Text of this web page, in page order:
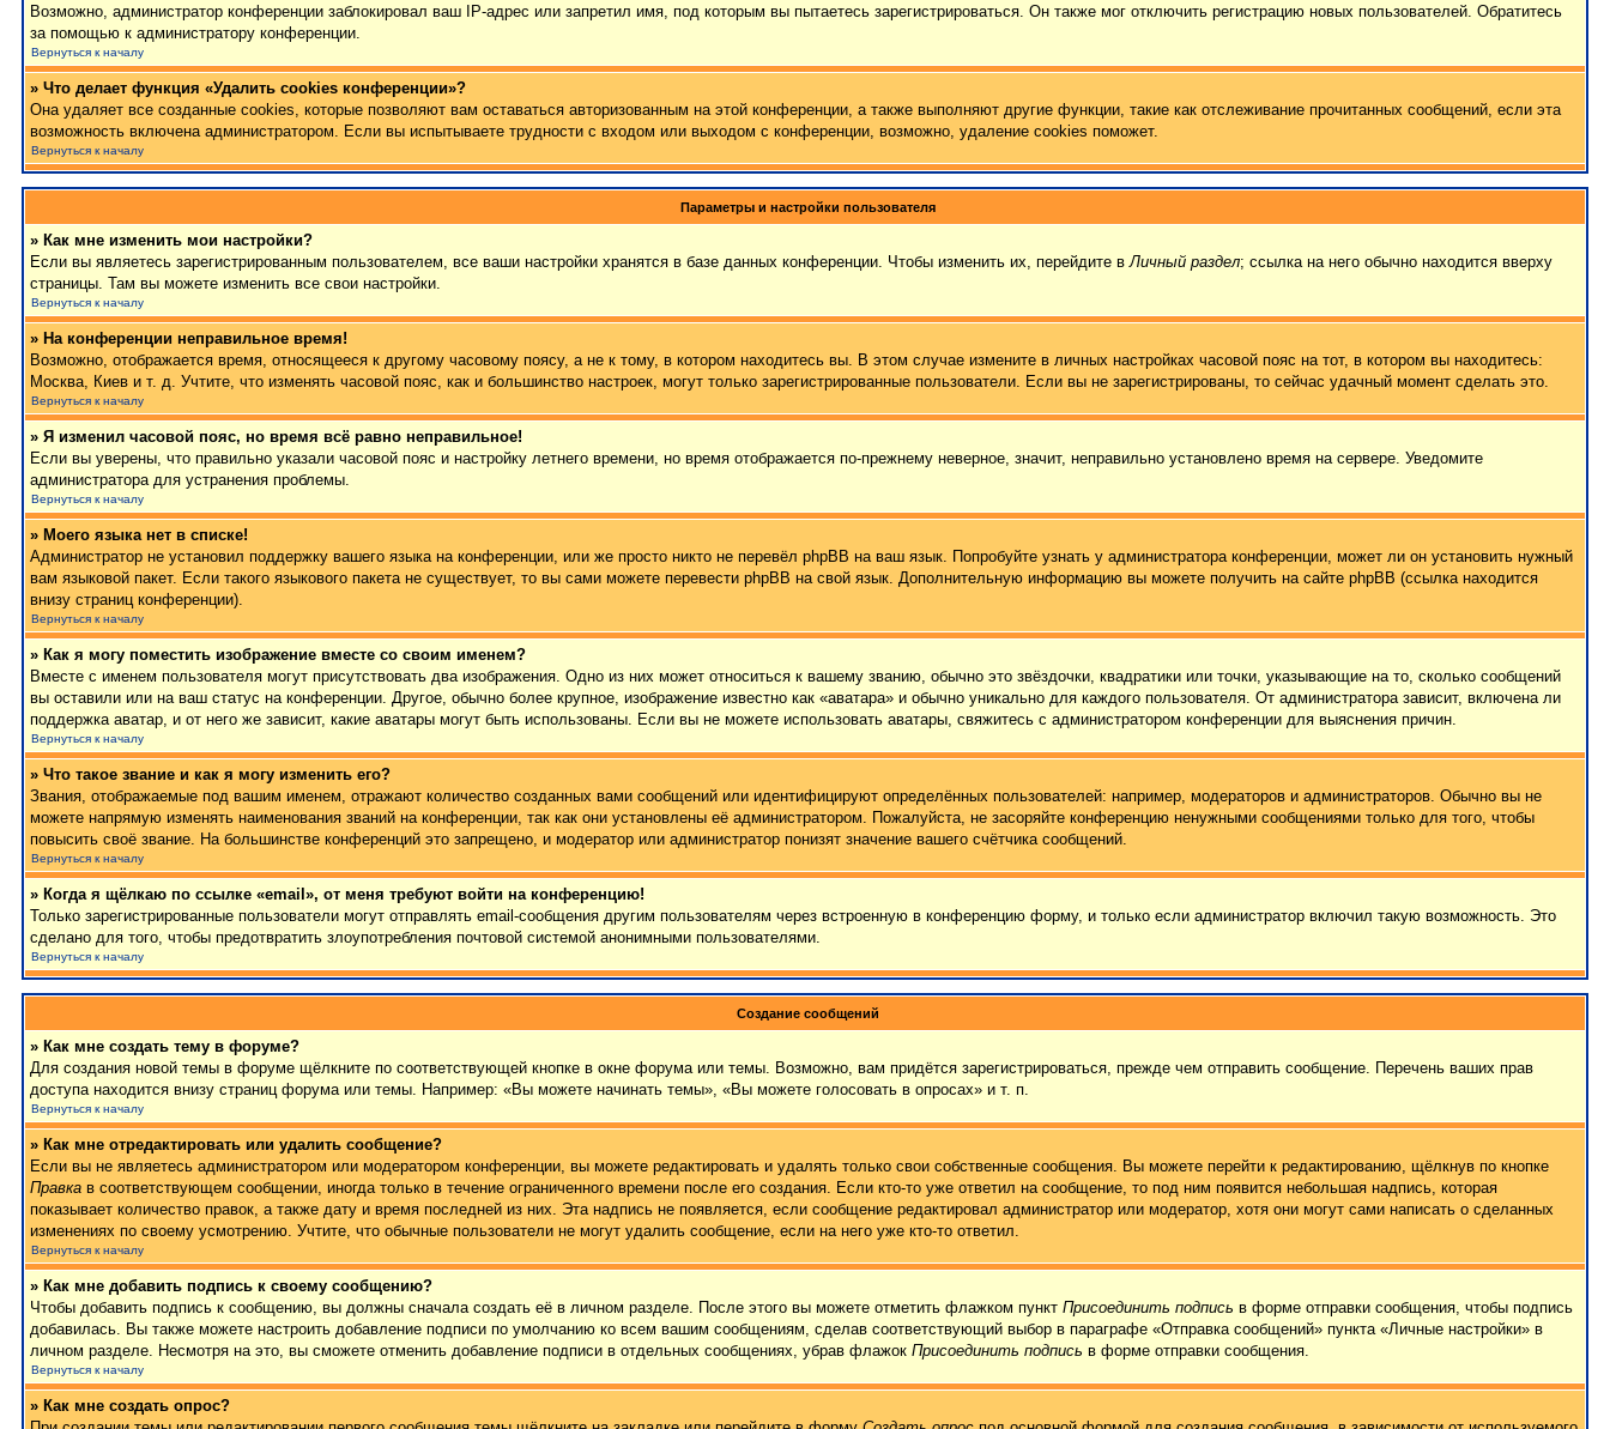
Возможно, администратор конференции заблокировал ваш IP-адрес или запретил имя, под которым вы пытаетесь зарегистрироваться. Он также мог отключить регистрацию новых пользователей. Обратитесь
за помощью к администратору конференции.
Вернуться к началу
» Что делает функция «Удалить cookies конференции»?
Она удаляет все созданные cookies, которые позволяют вам оставаться авторизованным на этой конференции, а также выполняют другие функции, такие как отслеживание прочитанных сообщений, если эта
возможность включена администратором. Если вы испытываете трудности с входом или выходом с конференции, возможно, удаление cookies поможет.
Вернуться к началу
Параметры и настройки пользователя
» Как мне изменить мои настройки?
Если вы являетесь зарегистрированным пользователем, все ваши настройки хранятся в базе данных конференции. Чтобы изменить их, перейдите вЛичный раздел; ссылка на него обычно находится вверху
страницы. Там вы можете изменить все свои настройки.
Вернуться к началу
» На конференции неправильное время!
Возможно, отображается время, относящееся к другому часовому поясу, а не к тому, в котором находитесь вы. В этом случае измените в личных настройках часовой пояс на тот, в котором вы находитесь:
Москва, Киев и т. д. Учтите, что изменять часовой пояс, как и большинство настроек, могут только зарегистрированные пользователи. Если вы не зарегистрированы, то сейчас удачный момент сделать это.
Вернуться к началу
» Я изменил часовой пояс, но время всё равно неправильное!
Если вы уверены, что правильно указали часовой пояс и настройку летнего времени, но время отображается по-прежнему неверное, значит, неправильно установлено время на сервере. Уведомите
администратора для устранения проблемы.
Вернуться к началу
» Моего языка нет в списке!
Администратор не установил поддержку вашего языка на конференции, или же просто никто не перевёл phpBB на ваш язык. Попробуйте узнать у администратора конференции, может ли он установить нужный
вам языковой пакет. Если такого языкового пакета не существует, то вы сами можете перевести phpBB на свой язык. Дополнительную информацию вы можете получить на сайте phpBB (ссылка находится
внизу страниц конференции).
Вернуться к началу
» Как я могу поместить изображение вместе со своим именем?
Вместе с именем пользователя могут присутствовать два изображения. Одно из них может относиться к вашему званию, обычно это звёздочки, квадратики или точки, указывающие на то, сколько сообщений
вы оставили или на ваш статус на конференции. Другое, обычно более крупное, изображение известно как «аватара» и обычно уникально для каждого пользователя. От администратора зависит, включена ли
поддержка аватар, и от него же зависит, какие аватары могут быть использованы. Если вы не можете использовать аватары, свяжитесь с администратором конференции для выяснения причин.
Вернуться к началу
» Что такое звание и как я могу изменить его?
Звания, отображаемые под вашим именем, отражают количество созданных вами сообщений или идентифицируют определённых пользователей: например, модераторов и администраторов. Обычно вы не
можете напрямую изменять наименования званий на конференции, так как они установлены её администратором. Пожалуйста, не засоряйте конференцию ненужными сообщениями только для того, чтобы
повысить своё звание. На большинстве конференций это запрещено, и модератор или администратор понизят значение вашего счётчика сообщений.
Вернуться к началу
» Когда я щёлкаю по ссылке «email», от меня требуют войти на конференцию!
Только зарегистрированные пользователи могут отправлять email-сообщения другим пользователям через встроенную в конференцию форму, и только если администратор включил такую возможность. Это
сделано для того, чтобы предотвратить злоупотребления почтовой системой анонимными пользователями.
Вернуться к началу
Создание сообщений
» Как мне создать тему в форуме?
Для создания новой темы в форуме щёлкните по соответствующей кнопке в окне форума или темы. Возможно, вам придётся зарегистрироваться, прежде чем отправить сообщение. Перечень ваших прав
доступа находится внизу страниц форума или темы. Например: «Вы можете начинать темы», «Вы можете голосовать в опросах» и т. п.
Вернуться к началу
» Как мне отредактировать или удалить сообщение?
Если вы не являетесь администратором или модератором конференции, вы можете редактировать и удалять только свои собственные сообщения. Вы можете перейти к редактированию, щёлкнув по кнопке
Правка в соответствующем сообщении, иногда только в течение ограниченного времени после его создания. Если кто-то уже ответил на сообщение, то под ним появится небольшая надпись, которая
показывает количество правок, а также дату и время последней из них. Эта надпись не появляется, если сообщение редактировал администратор или модератор, хотя они могут сами написать о сделанных
изменениях по своему усмотрению. Учтите, что обычные пользователи не могут удалить сообщение, если на него уже кто-то ответил.
Вернуться к началу
» Как мне добавить подпись к своему сообщению?
Чтобы добавить подпись к сообщению, вы должны сначала создать её в личном разделе. После этого вы можете отметить флажком пункт Присоединить подпись в форме отправки сообщения, чтобы подпись
добавилась. Вы также можете настроить добавление подписи по умолчанию ко всем вашим сообщениям, сделав соответствующий выбор в параграфе «Отправка сообщений» пункта «Личные настройки» в
личном разделе. Несмотря на это, вы сможете отменить добавление подписи в отдельных сообщениях, убрав флажок Присоединить подпись в форме отправки сообщения.
Вернуться к началу
» Как мне создать опрос?